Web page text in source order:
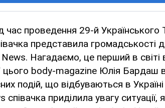
час проведення 29-й
представила громадськості
Нагадаємо, це перший в світі
цього body-magazine Юлія Бардаш
подій, що відбуваються в Україні
приділила увагу ситуації,